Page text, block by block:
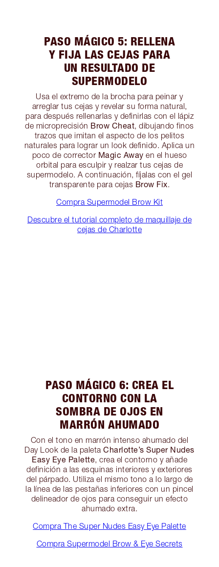
PASO MÁGICO 5: RELLENA
Y FIJA LAS CEJAS PARA
UN RESULTADO DE
SUPERMODELO
Usa el extremo de la brocha para peinar y
arreglar tus cejas y revelar su forma natural,
para después rellenarlas y definirlas con el lápiz
de microprecisión Brow Cheat, dibujando finos
trazos que imitan el aspecto de los pelitos
naturales para lograr un look definido. Aplica un
poco de corrector Magic Away en el hueso
orbital para esculpir y realzar tus cejas de
supermodelo. A continuación, fíjalas con el gel
transparente para cejas Brow Fix.
Compra Supermodel Brow Kit
Descubre el tutorial completo de maquillaje de
cejas de Charlotte
PASO MÁGICO 6: CREA EL
CONTORNO CON LA
SOMBRA DE OJOS EN
MARRÓN AHUMADO
Con el tono en marrón intenso ahumado del
Day Look de la paletaCharlotte’s Super Nudes
Easy Eye Palette, crea el contorno y añade
definición a las esquinas interiores y exteriores
del párpado. Utiliza el mismo tono a lo largo de
la línea de las pestañas inferiores con un pincel
delineador de ojos para conseguir un efecto
ahumado extra.
Compra The Super Nudes Easy Eye Palette
Compra Supermodel Brow & Eye Secrets